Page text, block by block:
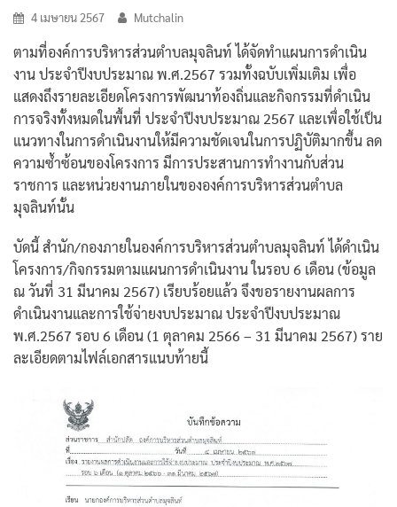
4 เมษายน 2567 Mutchalin
ตามที่องค์การบริหารส่วนตำบลมุจลินท์ ได้จัดทำแผนการดำเนิน
งาน ประจำปีงบประมาณ พ.ศ.2567 รวมทั้งฉบับเพิ่มเติม เพื่อ
แสดงถึงรายละเอียดโครงการพัฒนาท้องถิ่นและกิจกรรมที่ดำเนิน
การจริงทั้งหมดในพื้นที่ ประจำปีงบประมาณ 2567 และเพื่อใช้เป็น
แนวทางในการดำเนินงานให้มีความชัดเจนในการปฏิบัติมากขึ้น ลด
ความซ้ำซ้อนของโครงการ มีการประสานการทำงานกับส่วน
ราชการ และหน่วยงานภายในขององค์การบริหารส่วนตำบล
มุจลินท์นั้น
บัดนี้ สำนัก/กองภายในองค์การบริหารส่วนตำบลมุจลินท์ ได้ดำเนิน
โครงการ/กิจกรรมตามแผนการดำเนินงาน ในรอบ 6 เดือน (ข้อมูล
ณ วันที่ 31 มีนาคม 2567) เรียบร้อยแล้ว จึงขอรายงานผลการ
ดำเนินงานและการใช้จ่ายงบประมาณ ประจำปีงบประมาณ
พ.ศ.2567 รอบ 6 เดือน (1 ตุลาคม 2566 – 31 มีนาคม 2567) ราย
ละเอียดตามไฟล์เอกสารแนบท้ายนี้